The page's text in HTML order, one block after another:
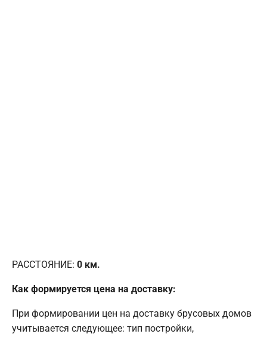
РАССТОЯНИЕ: 0 км.
Как формируется цена на доставку:
При формировании цен на доставку брусовых домов
учитывается следующее: тип постройки,